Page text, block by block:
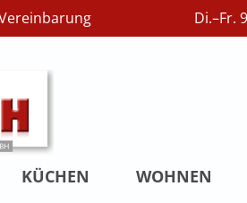
Di.–Fr.
KÜCHEN WOHNEN